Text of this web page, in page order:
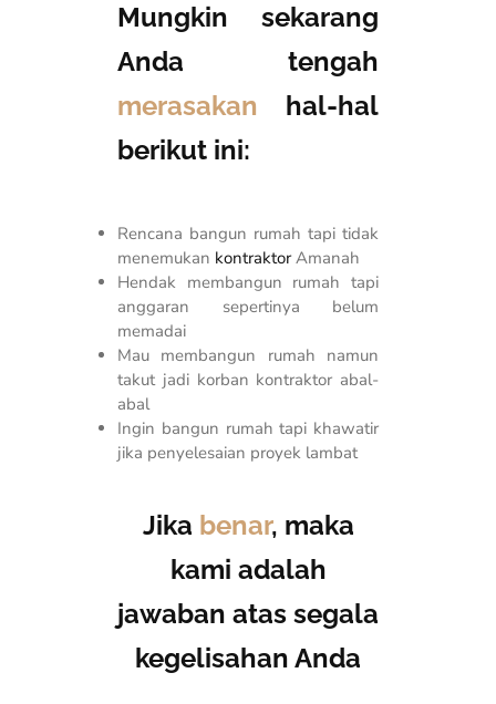
Mungkin sekarang
Anda tengah
merasakan hal-hal
berikut ini:
Rencana bangun rumah tapi tidak
menemukan kontraktorAmanah
Hendak membangun rumah tapi
anggaran sepertinya belum
memadai
Mau membangun rumah namun
takut jadi korban kontraktor abal-
abal
Ingin bangun rumah tapi khawatir
jika penyelesaian proyek lambat
Jika benar, maka
kami adalah
jawaban atas segala
kegelisahan Anda